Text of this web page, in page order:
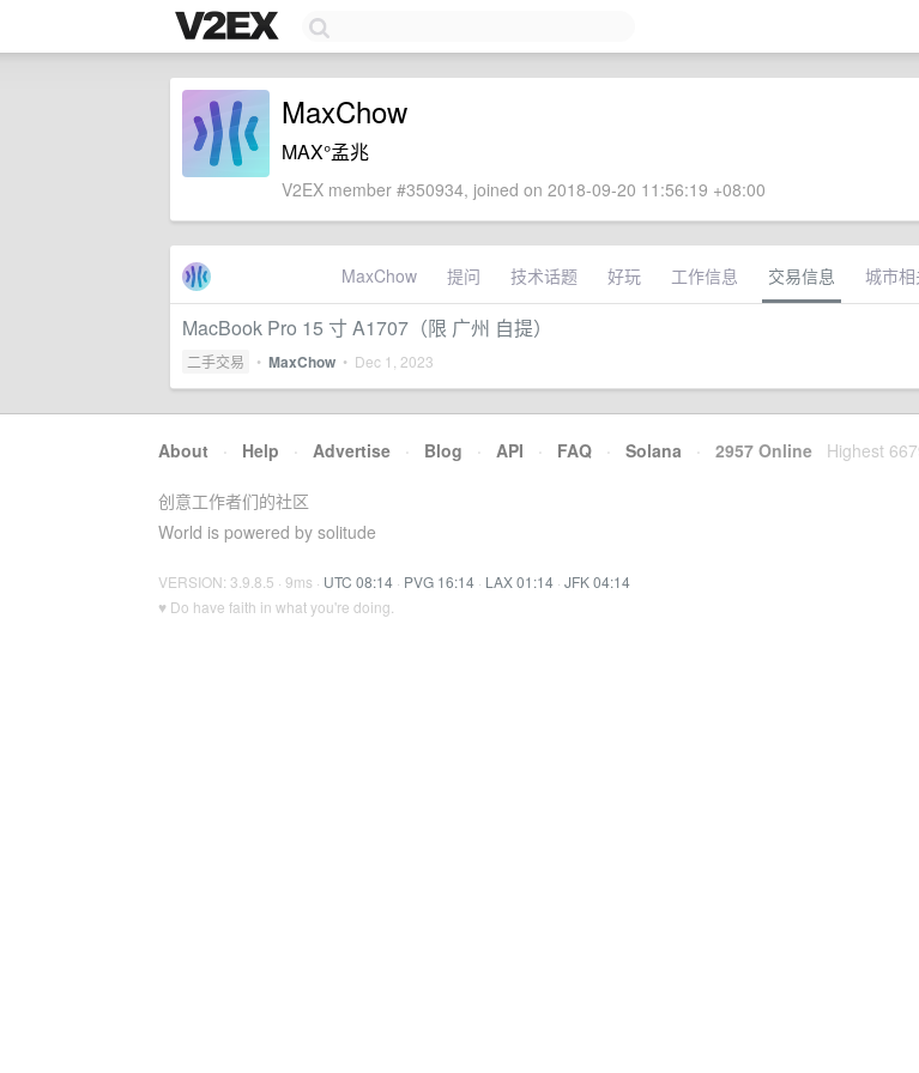
MaxChow
MAX°孟兆
V2EX member #350934, joined on 2018-09-20 11:56:19 +08:00
MaxChow 提问 技术话题 好玩 工作信息 交易信息 城市相
MacBook Pro 15 寸 A1707（限 广州 自提）
二手交易 • MaxChow • Dec 1, 2023
About · Help · Advertise · Blog · API · FAQ · Solana · 2957 Online Highest
创意工作者们的社区
World is powered by solitude
VERSION: 3.9.8.5 · 9ms · UTC 08:14 · PVG 16:14 · LAX 01:14 · JFK 04:14
♥ Do have faith in what you're doing.